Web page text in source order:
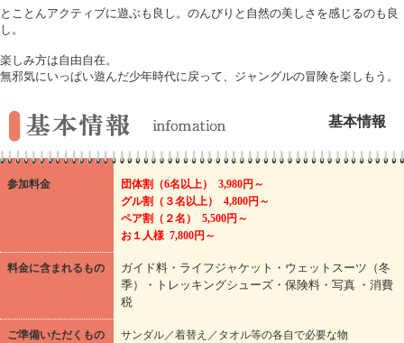
とことんアクティブに遊ぶも良し。のんびりと自然の美しさを感じるのも良
し。
楽しみ方は自由自在。
無邪気にいっぱい遊んだ少年時代に戻って、ジャングルの冒険を楽しもう。
基本情報
参加料金
団体割（6名以上） 3,980円～
グル割（３名以上） 4,800円～
ペア割（２名） 5,500円～
お１人様 7,800円～
料金に含まれるもの
ガイド料・ライフジャケット・ウェットスーツ（冬
季）・トレッキングシューズ・保険料・写真 ・消費
税
ご準備いただくもの サンダル／着替え／タオル等の各自で必要な物